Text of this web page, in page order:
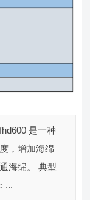
是一种
，增加海绵
海绵。 典型
...